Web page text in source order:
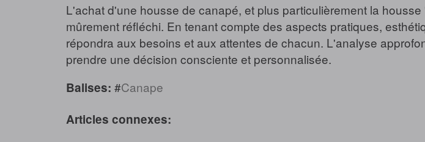
L'achat d'une housse de canapé, et plus particulièrement la
mûrement réfléchi. En tenant compte des aspects pratiques,
répondra aux besoins et aux attentes de chacun. L'analyse
prendre une décision consciente et personnalisée.
Balises: #Canape
Articles connexes: